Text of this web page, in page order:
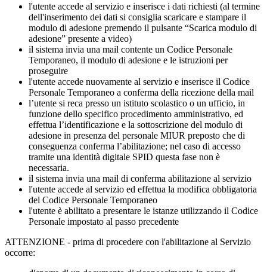
l'utente accede al servizio e inserisce i dati richiesti (al termine
dell'inserimento dei dati si consiglia scaricare e stampare il
modulo di adesione premendo il pulsante “Scarica modulo di
adesione” presente a video)
il sistema invia una mail contente un Codice Personale
Temporaneo, il modulo di adesione e le istruzioni per
proseguire
l'utente accede nuovamente al servizio e inserisce il Codice
Personale Temporaneo a conferma della ricezione della mail
l’utente si reca presso un istituto scolastico o un ufficio, in
funzione dello specifico procedimento amministrativo, ed
effettua l’identificazione e la sottoscrizione del modulo di
adesione in presenza del personale MIUR preposto che di
conseguenza conferma l’abilitazione; nel caso di accesso
tramite una identità digitale SPID questa fase non è
necessaria.
il sistema invia una mail di conferma abilitazione al servizio
l'utente accede al servizio ed effettua la modifica obbligatoria
del Codice Personale Temporaneo
l'utente è abilitato a presentare le istanze utilizzando il Codice
Personale impostato al passo precedente
ATTENZIONE - prima di procedere con l'abilitazione al Servizio
occorre: